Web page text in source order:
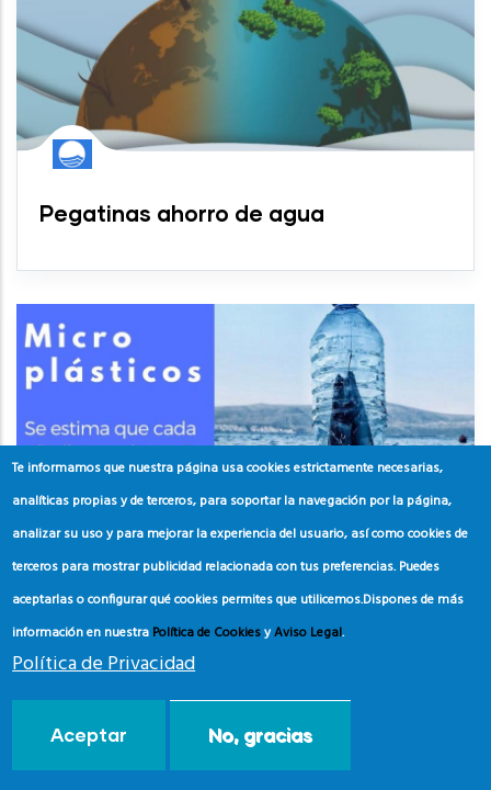
Pegatinas ahorro de agua
Materiales Campaña Blue Flag
Te informamos que nuestra página usa cookies estrictamente necesarias,
analíticas propias y de terceros, para soportar la navegación por la página,
analizar su uso y para mejorar la experiencia del usuario, así como cookies de
terceros para mostrar publicidad relacionada con tus preferencias. Puedes
aceptarlas o configurar qué cookies permites que utilicemos.Dispones de más
información en nuestra Política de CookiesyAviso Legal.
Política de Privacidad
Aceptar No, gracias